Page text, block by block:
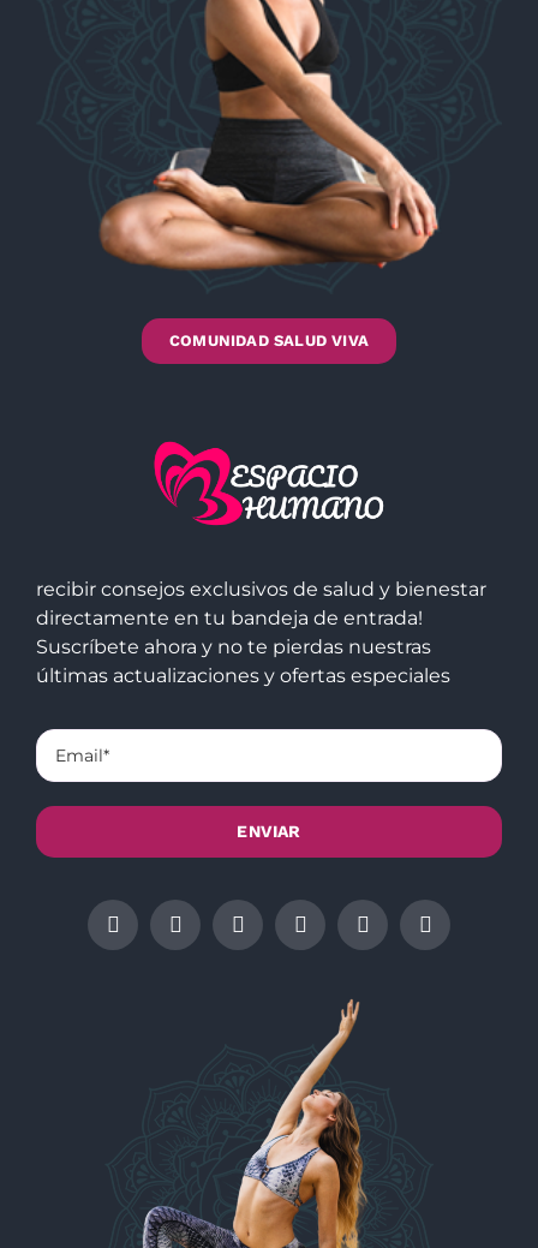
COMUNIDAD SALUD VIVA
recibir consejos exclusivos de salud y bienestar
directamente en tu bandeja de entrada!
Suscríbete ahora y no te pierdas nuestras
últimas actualizaciones y ofertas especiales